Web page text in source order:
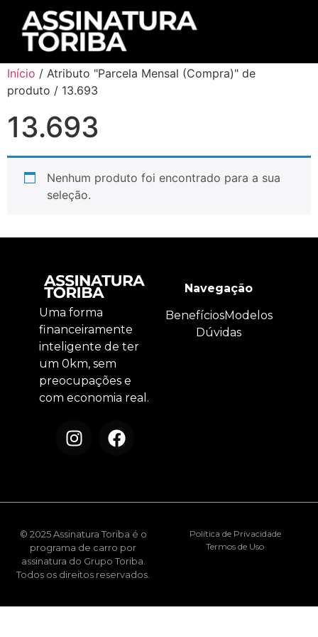
Início / Atributo "Parcela Mensal (Compra)" de
produto / 13.693
13.693
Nenhum produto foi encontrado para a sua
seleção.
Uma forma
financeiramente
inteligente de ter
um 0km, sem
preocupações e
com economia real.
Navegação
BenefíciosModelos
Dúvidas
© 2025 Assinatura Toriba é o
programa de carro por
assinatura do Grupo Toriba.
Todos os direitos reservados.
Política de Privacidade
Termos de Uso